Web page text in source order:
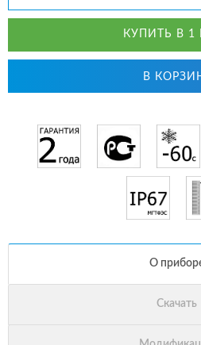
КУПИТЬ В 1
В